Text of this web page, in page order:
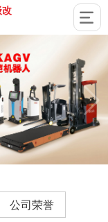
改
公司荣誉